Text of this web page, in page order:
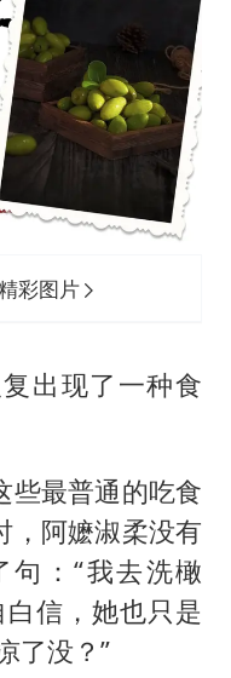
彩图片
出现了一种食
些最普通的吃食
，阿嬷淑柔没有
句：“我去洗橄
信，她也只是
了没？”